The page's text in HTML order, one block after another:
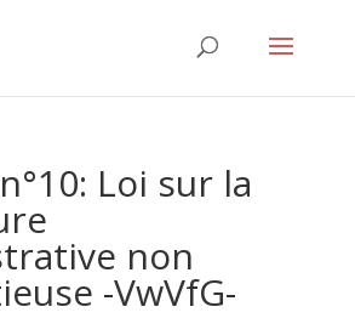
n°10: Loi sur la
non
-VwVfG-